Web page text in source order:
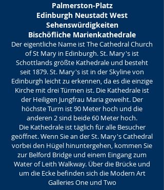
Palmerston-Platz
Edinburgh Neustadt West
Sehenswürdigkeiten
Bischöfliche Marienkathedrale
Der eigentliche Name ist The Cathedral Church
of St Mary in Edinburgh. St. Mary's ist
Schottlands größte Kathedrale und besteht
seit 1879. St. Mary's ist in der Skyline von
Edinburgh leicht zu erkennen, da es die einzige
Kirche mit drei Türmen ist. Die Kathedrale ist
der Heiligen Jungfrau Maria geweiht. Der
höchste Turm ist 90 Meter hoch und die
anderen 2 sind beide 60 Meter hoch.
Die Kathedrale ist täglich für alle Besucher
geöffnet. Wenn Sie an der St. Mary's Cathedral
vorbei den Hügel hinuntergehen, kommen Sie
zur Belford Bridge und einem Eingang zum
Water of Leith Walkway. Über die Brücke und
um die Ecke befinden sich die Modern Art
Galleries One und Two